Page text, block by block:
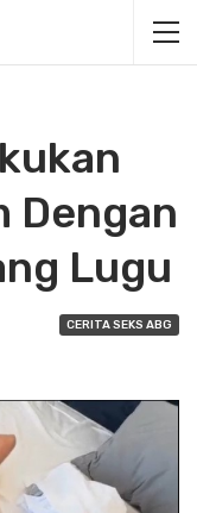
Dengan
Lugu
CERITA SEKS ABG